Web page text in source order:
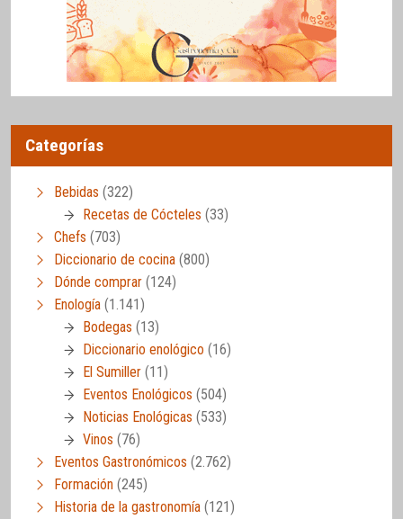
Categorías
Bebidas (322)
Recetas de Cócteles (33)
Chefs (703)
Diccionario de cocina (800)
Dónde comprar (124)
Enología (1.141)
Bodegas (13)
Diccionario enológico (16)
El Sumiller (11)
Eventos Enológicos (504)
Noticias Enológicas (533)
Vinos (76)
Eventos Gastronómicos (2.762)
Formación (245)
Historia de la gastronomía (121)